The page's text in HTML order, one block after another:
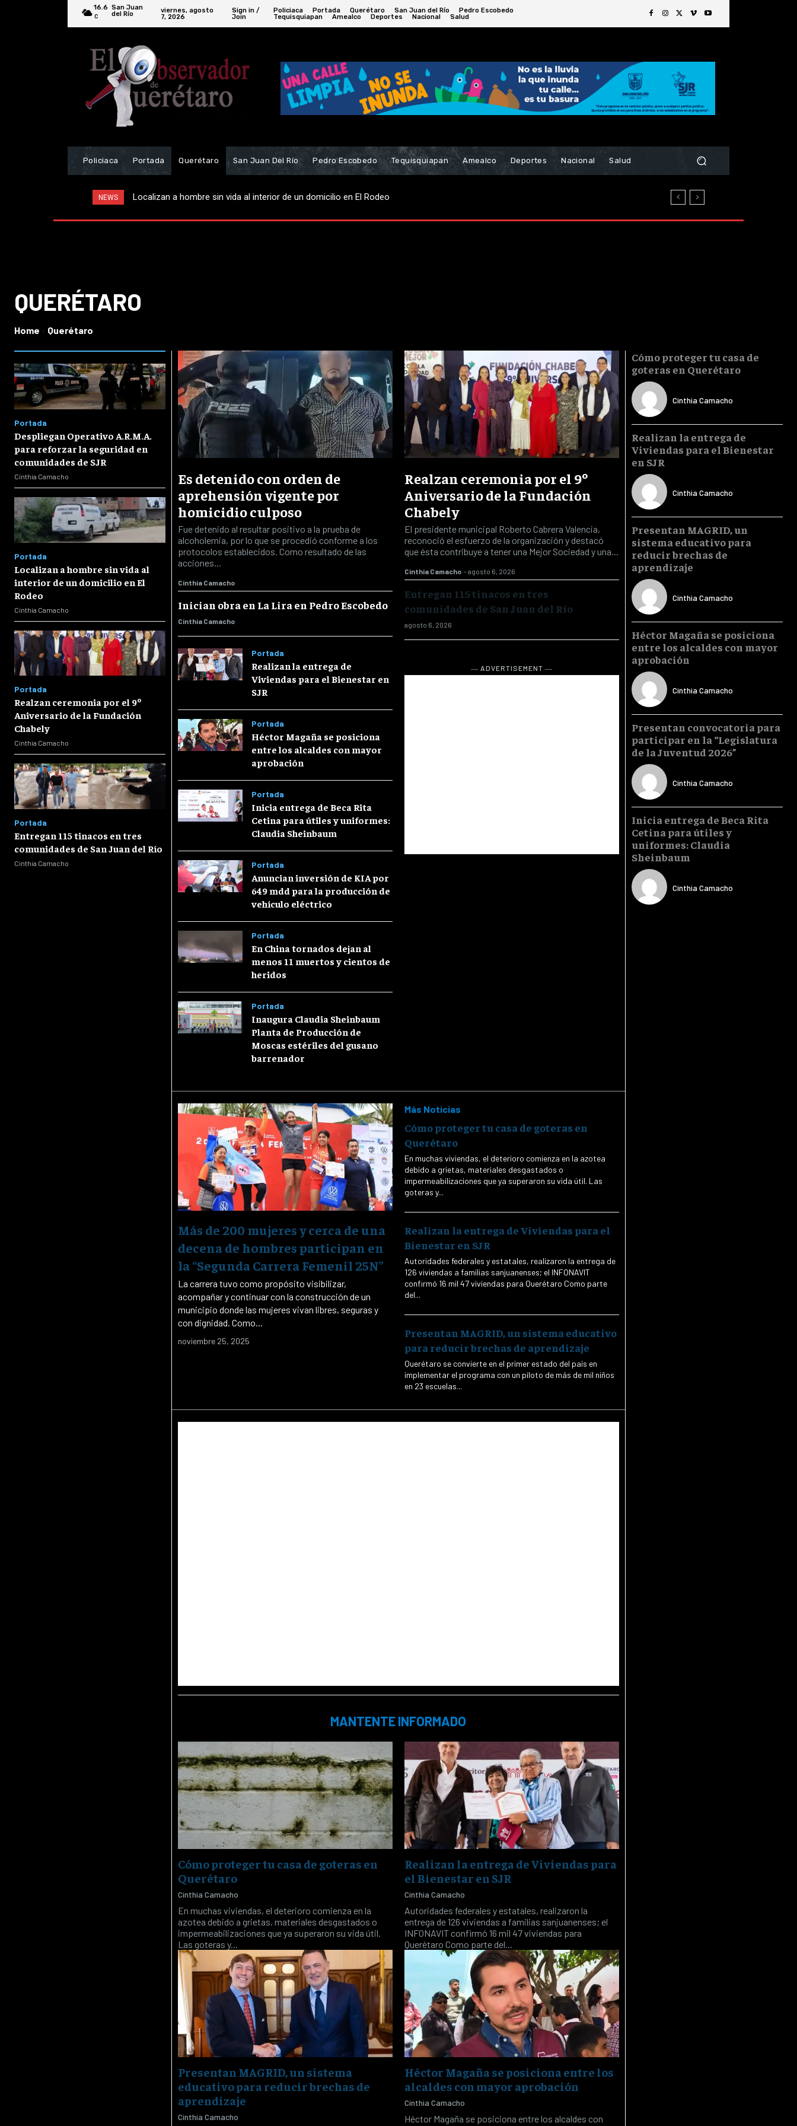
16.6
C
San Juan
del Río
viernes, agosto
7, 2026
Sign in /
Join
Policiaca Portada Querétaro San Juan del Río
Pedro Escobedo
Tequisquiapan
Amealco Deportes Nacional Salud
Policiaca Portada Querétaro San Juan Del Río Pedro Escobedo Tequisquiapan Amealco Deportes Nacional Salud
NEWS Localizan a hombre sin vida al interior de un domicilio en El Rodeo
Realzan ceremonia por el 9º Aniversario de la Fundación Chabely
QUERÉTARO
Home Querétaro
Portada
Despliegan Operativo A.R.M.A.
para reforzar la seguridad en
comunidades de SJR
Cinthia Camacho
Portada
Localizan a hombre sin vida al
interior de un domicilio en El
Rodeo
Cinthia Camacho
Portada
Realzan ceremonia por el 9º
Aniversario de la Fundación
Chabely
Cinthia Camacho
Portada
Entregan 115 tinacos en tres
comunidades de San Juan del Río
Cinthia Camacho
Es detenido con orden de
aprehensión vigente por
homicidio culposo
Fue detenido al resultar positivo a la prueba de
alcoholemia, por lo que se procedió conforme a los
protocolos establecidos. Como resultado de las
acciones...
Cinthia Camacho
Inician obra en La Lira en Pedro Escobedo
Cinthia Camacho
Portada
Realizan la entrega de
Viviendas para el Bienestar en
SJR
Portada
Héctor Magaña se posiciona
entre los alcaldes con mayor
aprobación
Portada
Inicia entrega de Beca Rita
Cetina para útiles y uniformes:
Claudia Sheinbaum
Portada
Anuncian inversión de KIA por
649 mdd para la producción de
vehículo eléctrico
Portada
En China tornados dejan al
menos 11 muertos y cientos de
heridos
Portada
Inaugura Claudia Sheinbaum
Planta de Producción de
Moscas estériles del gusano
barrenador
Realzan ceremonia por el 9º
Aniversario de la Fundación
Chabely
El presidente municipal Roberto Cabrera Valencia,
reconoció el esfuerzo de la organización y destacó
que ésta contribuye a tener una Mejor Sociedad y una...
Cinthia Camacho -agosto 6, 2026
Entregan 115 tinacos en tres
comunidades de San Juan del Río
agosto 6, 2026
― ADVERTISEMENT ―
Más de 200 mujeres y cerca de una
decena de hombres participan en
la “Segunda Carrera Femenil 25N”
La carrera tuvo como propósito visibilizar,
acompañar y continuar con la construcción de un
municipio donde las mujeres vivan libres, seguras y
con dignidad. Como...
noviembre 25, 2025
Más Noticias
Cómo proteger tu casa de goteras en
Querétaro
En muchas viviendas, el deterioro comienza en la azotea
debido a grietas, materiales desgastados o
impermeabilizaciones que ya superaron su vida útil. Las
goteras y...
Realizan la entrega de Viviendas para el
Bienestar en SJR
Autoridades federales y estatales, realizaron la entrega de
126 viviendas a familias sanjuanenses; el INFONAVIT
confirmó 16 mil 47 viviendas para Querétaro Como parte
del...
Presentan MAGRID, un sistema educativo
para reducir brechas de aprendizaje
Querétaro se convierte en el primer estado del país en
implementar el programa con un piloto de más de mil niños
en 23 escuelas...
MANTENTE INFORMADO
Cómo proteger tu casa de goteras en
Querétaro
Cinthia Camacho
En muchas viviendas, el deterioro comienza en la
azotea debido a grietas, materiales desgastados o
impermeabilizaciones que ya superaron su vida útil.
Las goteras y...
Realizan la entrega de Viviendas para
el Bienestar en SJR
Cinthia Camacho
Autoridades federales y estatales, realizaron la
entrega de 126 viviendas a familias sanjuanenses; el
INFONAVIT confirmó 16 mil 47 viviendas para
Querétaro Como parte del...
Presentan MAGRID, un sistema
educativo para reducir brechas de
aprendizaje
Cinthia Camacho
Héctor Magaña se posiciona entre los
alcaldes con mayor aprobación
Cinthia Camacho
Héctor Magaña se posiciona entre los alcaldes con
Cómo proteger tu casa de
goteras en Querétaro
Cinthia Camacho
Realizan la entrega de
Viviendas para el Bienestar
en SJR
Cinthia Camacho
Presentan MAGRID, un
sistema educativo para
reducir brechas de
aprendizaje
Cinthia Camacho
Héctor Magaña se posiciona
entre los alcaldes con mayor
aprobación
Cinthia Camacho
Presentan convocatoria para
participar en la “Legislatura
de la Juventud 2026”
Cinthia Camacho
Inicia entrega de Beca Rita
Cetina para útiles y
uniformes: Claudia
Sheinbaum
Cinthia Camacho